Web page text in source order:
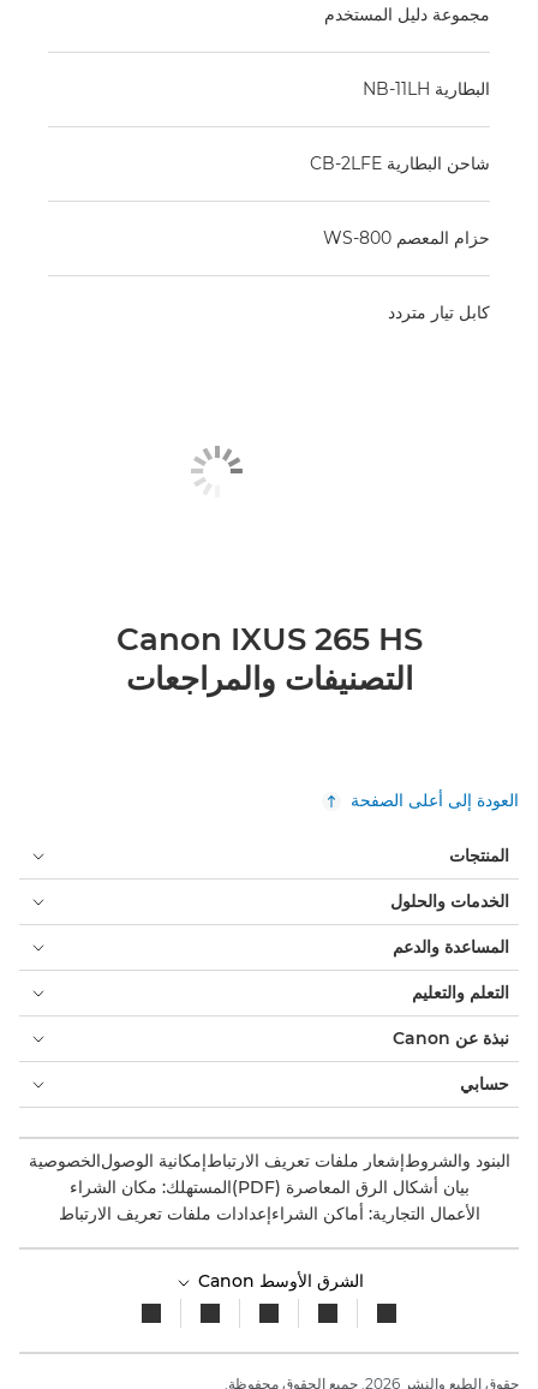
مجموعة دليل المستخدم
البطارية NB-11LH
شاحن البطارية CB-2LFE
حزام المعصم WS-800
كابل تيار متردد
Canon IXUS 265 HS
التصنيفات والمراجعات
العودة إلى أعلى الصفحة
المنتجات
الخدمات والحلول
المساعدة والدعم
التعلم والتعليم
نبذة عن Canon
حسابي
البنود والشروطإشعار ملفات تعريف الارتباطإمكانية الوصولالخصوصية
بيان أشكال الرق المعاصرة (PDF)
المستهلك: مكان الشراء
الأعمال التجارية: أماكن الشراءإعدادات ملفات تعريف الارتباط
الشرق الأوسط Canon
حقوق الطبع والنشر 2026. جميع الحقوق محفوظة.